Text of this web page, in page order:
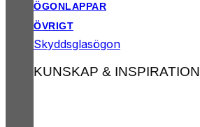
ÖGONLAPPAR
ÖVRIGT
Skyddsglasögon
KUNSKAP & INSPIRATION